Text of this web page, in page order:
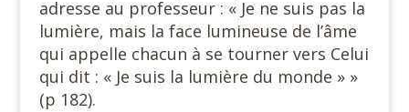
adresse au professeur : « Je ne suis pas la
lumière, mais la face lumineuse de l’âme
qui appelle chacun à se tourner vers Celui
qui dit : « Je suis la lumière du monde » »
(p 182).